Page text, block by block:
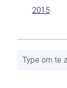
2015